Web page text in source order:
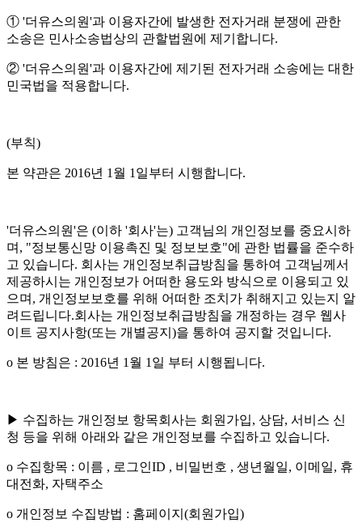
① '더유스의원'과 이용자간에 발생한 전자거래 분쟁에 관한
소송은 민사소송법상의 관할법원에 제기합니다.
② '더유스의원'과 이용자간에 제기된 전자거래 소송에는 대한
민국법을 적용합니다.
(부칙)
본 약관은 2016년 1월 1일부터 시행합니다.
'더유스의원'은 (이하 '회사'는) 고객님의 개인정보를 중요시하
며, "정보통신망 이용촉진 및 정보보호"에 관한 법률을 준수하
고 있습니다. 회사는 개인정보취급방침을 통하여 고객님께서
제공하시는 개인정보가 어떠한 용도와 방식으로 이용되고 있
으며, 개인정보보호를 위해 어떠한 조치가 취해지고 있는지 알
려드립니다.회사는 개인정보취급방침을 개정하는 경우 웹사
이트 공지사항(또는 개별공지)을 통하여 공지할 것입니다.
ο 본 방침은 : 2016년 1월 1일 부터 시행됩니다.
▶ 수집하는 개인정보 항목회사는 회원가입, 상담, 서비스 신
청 등을 위해 아래와 같은 개인정보를 수집하고 있습니다.
ο 수집항목 : 이름 , 로그인ID , 비밀번호 , 생년월일, 이메일, 휴
대전화, 자택주소
ο 개인정보 수집방법 : 홈페이지(회원가입)